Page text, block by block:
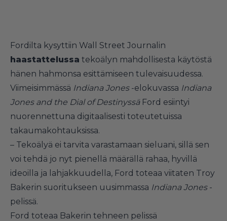
Fordilta kysyttiin Wall Street Journalin
haastattelussa tekoälyn mahdollisesta käytöstä
hänen hahmonsa esittämiseen tulevaisuudessa.
Viimeisimmässä Indiana Jones-elokuvassa Indiana
Jones and the Dial of Destinyssä Ford esiintyi
nuorennettuna digitaalisesti toteutetuissa
takaumakohtauksissa.
– Tekoälyä ei tarvita varastamaan sieluani, sillä sen
voi tehdä jo nyt pienellä määrällä rahaa, hyvillä
ideoilla ja lahjakkuudella, Ford toteaa viitaten Troy
Bakerin suoritukseen uusimmassa Indiana Jones -
pelissä.
Ford toteaa Bakerin tehneen pelissä